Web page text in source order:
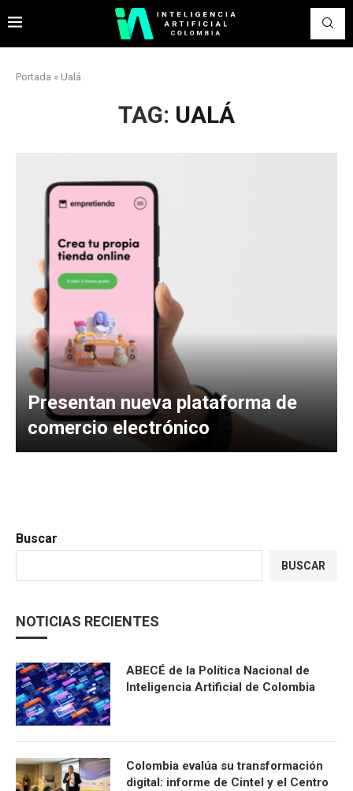
Portada » Ualá
TAG: UALÁ
Presentan nueva plataforma de
comercio electrónico
Buscar
BUSCAR
NOTICIAS RECIENTES
ABECÉ de la Política Nacional de
Inteligencia Artificial de Colombia
Colombia evalúa su transformación
digital: informe de Cintel y el Centro